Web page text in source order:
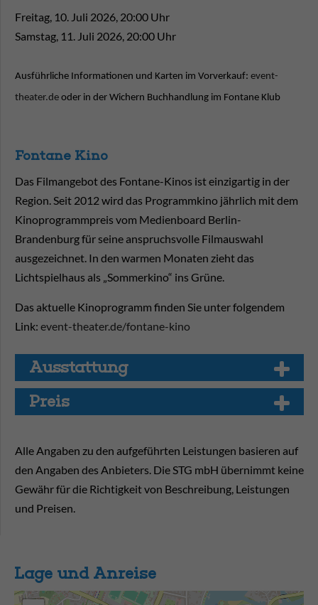
Freitag, 10. Juli 2026, 20:00 Uhr
Samstag, 11. Juli 2026, 20:00 Uhr
Ausführliche Informationen und Karten im Vorverkauf: event-
theater.de oder in der Wichern Buchhandlung im Fontane Klub
Fontane Kino
Das Filmangebot des Fontane-Kinos ist einzigartig in der
Region. Seit 2012 wird das Programmkino jährlich mit dem
Kinoprogrammpreis vom Medienboard Berlin-
Brandenburg für seine anspruchsvolle Filmauswahl
ausgezeichnet. In den warmen Monaten zieht das
Lichtspielhaus als „Sommerkino“ ins Grüne.
Das aktuelle Kinoprogramm finden Sie unter folgendem
Link: event-theater.de/fontane-kino
Aus­stat­tung
Preis
Alle Angaben zu den aufgeführten Leistungen basieren auf
den Angaben des Anbieters. Die STG mbH übernimmt keine
Gewähr für die Richtigkeit von Beschreibung, Leistungen
und Preisen.
Lage und Anreise